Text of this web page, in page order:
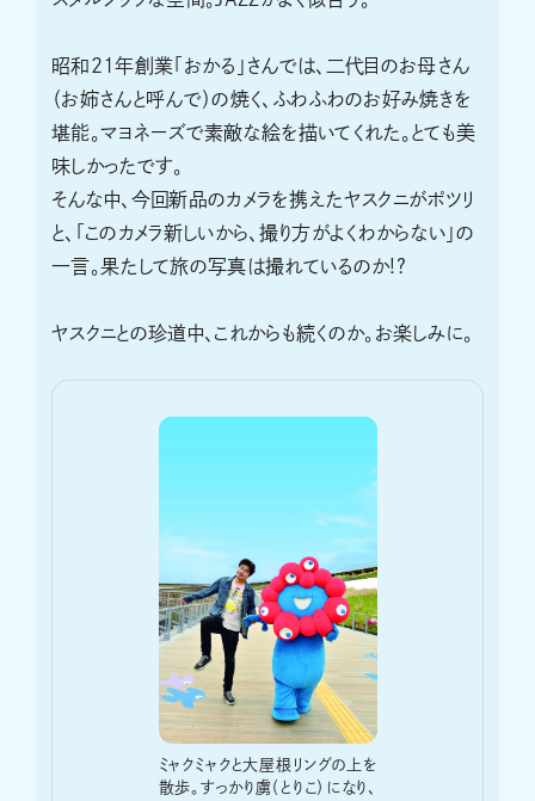
昭和21年創業「おかる」さんでは、二代目のお母さん
（お姉さんと呼んで）の焼く、ふわふわのお好み焼きを
堪能。マヨネーズで素敵な絵を描いてくれた。とても美
味しかったです。
そんな中、今回新品のカメラを携えたヤスクニがポツリ
と、「このカメラ新しいから、撮り方がよくわからない」の
一言。果たして旅の写真は撮れているのか!?
ヤスクニとの珍道中、これからも続くのか。お楽しみに。
ミャクミャクと大屋根リングの上を
散歩。すっかり虜（とりこ）になり、